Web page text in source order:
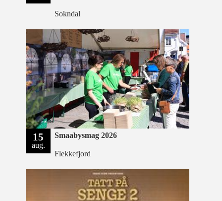
Sokndal
15
aug.
Smaabysmag 2026
Flekkefjord